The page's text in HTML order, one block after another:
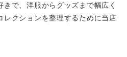
で、洋服からグッズまで幅広く
レクションを整理するために当店